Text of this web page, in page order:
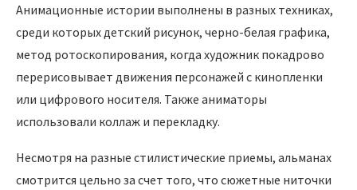
Анимационные истории выполнены в разных техниках,
среди которых детский рисунок, черно-белая графика,
метод ротоскопирования, когда художник покадрово
перерисовывает движения персонажей с кинопленки
или цифрового носителя. Также аниматоры
использовали коллаж и перекладку.
Несмотря на разные стилистические приемы, альманах
смотрится цельно за счет того, что сюжетные ниточки